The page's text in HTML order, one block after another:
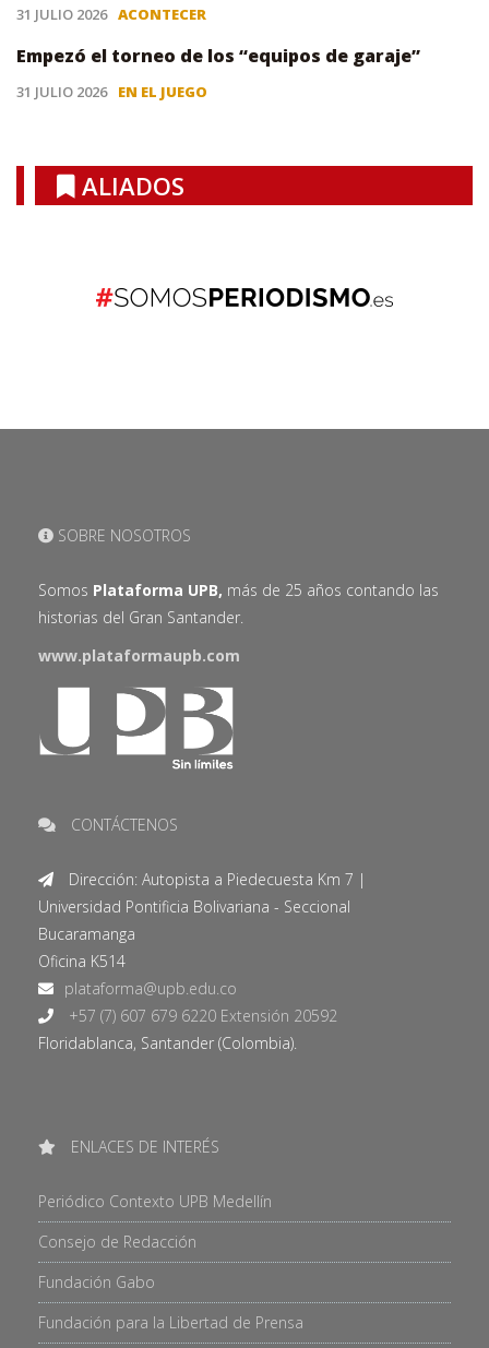
31 JULIO 2026 ACONTECER
Empezó el torneo de los “equipos de garaje”
31 JULIO 2026 EN EL JUEGO
ALIADOS
SOBRE NOSOTROS
Somos Plataforma UPB, más de 25 años contando las
historias del Gran Santander.
www.plataformaupb.com
CONTÁCTENOS
Dirección: Autopista a Piedecuesta Km 7 |
Universidad Pontificia Bolivariana - Seccional
Bucaramanga
Oficina K514
+57 (7) 607 679 6220 Extensión 20592
Floridablanca, Santander (Colombia).
ENLACES DE INTERÉS
Periódico Contexto UPB Medellín
Consejo de Redacción
Fundación Gabo
Fundación para la Libertad de Prensa